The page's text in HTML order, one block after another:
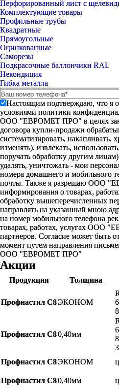
Перфорированный лист с
Комплектующие товары
Профильные трубы
Квадратные
Прямоугольные
Оцинкованные
Саморезы
Подкрасочные баллончики RAL
Некондиция
Гибка металла
Настоящим подтверждаю, что я
условиями политики
ООО "ЕВРОМЕТ ПРО" в целях
договора купли-продажи
систематизировать, накапливать,
изменять), извлекать,
поручать обработку другим
удалять, уничтожать - мои
номера домашнего и мобильного
почты. Также я разрешаю ООО
информирования о товарах,
обработку вышеперечисленных
направлять на указанный мною
на номер мобильного телефона
товарах, работах, услугах ООО
партнеров. Согласие может быть
момент путем направления
ООО "ЕВРОМЕТ ПРО"
Акции
Продукция Толщина
Профнастил С8ЭКОНОМ
Профнастил С80,40мм
Профнастил С8ЭКОНОМ
Профнастил С80,40мм